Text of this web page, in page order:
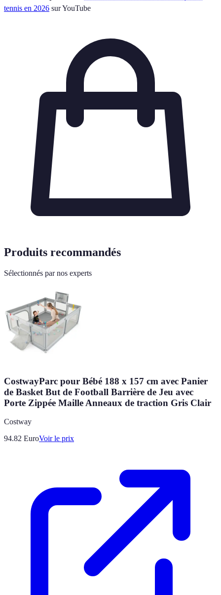
tennis en 2026 sur YouTube
Produits recommandés
Sélectionnés par nos experts
CostwayParc pour Bébé 188 x 157 cm avec Panier
de Basket But de Football Barrière de Jeu avec
Porte Zippée Maille Anneaux de traction Gris Clair
Costway
94.82 EuroVoir le prix